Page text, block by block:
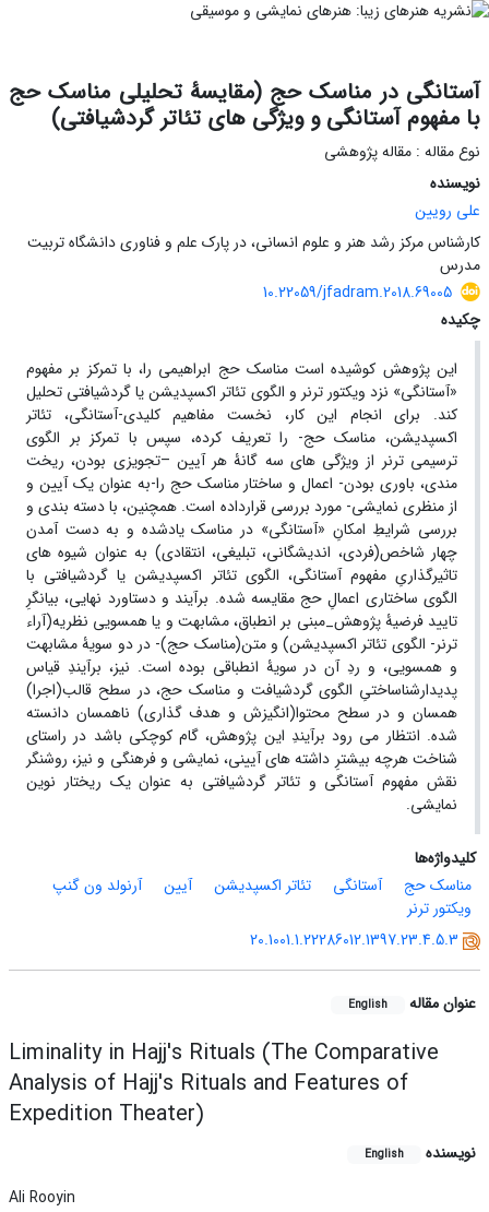
آستانگی در مناسک حج (مقایسۀ تحلیلی مناسک حج
با مفهوم آستانگی و ویژگی ‏های تئاتر گردشیافتی)
نوع مقاله : مقاله پژوهشی
نویسنده
علی رویین
کارشناس مرکز رشد هنر و علوم انسانی، در پارک علم و فناوری دانشگاه تربیت
مدرس
10.22059/jfadram.2018.69005
چکیده
این پژوهش کوشیده است مناسک حج ابراهیمی را، با تمرکز بر مفهوم
«آستانگی» نزد ویکتور ترنر و الگوی تئاتر اکسپدیشن یا گردشیافتی تحلیل
کند. برای انجام این کار، نخست مفاهیم‏ کلیدی-آستانگی، تئاتر
اکسپدیشن، مناسک حج- را تعریف کرده، سپس با تمرکز بر الگوی
ترسیمی ترنر از ویژگی‏ های سه‏ گانۀ هر آیین –تجویزی ‏بودن، ریخت
‏مندی، باوری‏ بودن- اعمال و ساختار مناسک حج را-به عنوان یک آیین و
از منظری نمایشی- مورد بررسی قرار‏داده است. همچنین، با دسته‏ بندی و
بررسی شرایطِ امکانِ «آستانگی» در مناسک یاد‏شده و به‏ دست آمدن
چهار شاخص(فردی، اندیشگانی، تبلیغی، انتقادی) به‏ عنوان شیوه‏ های
تاثیرگذاریِ مفهوم آستانگی، الگوی تئاتر اکسپدیشن یا گردشیافتی با
الگوی ساختاری اعمالِ حج مقایسه شده. برآیند و دستاورد نهایی، بیانگرِ
تایید فرضیۀ پژوهش_مبنی بر انطباق، مشابهت و یا همسویی نظریه(آراء
ترنر- الگوی تئاتر اکسپدیشن) و متن(مناسک حج)- در دو سویۀ مشابهت
و همسویی، و ردِ آن در سویۀ انطباقی بوده است. نیز، برآیندِ قیاس
پدیدارشناساختیِ الگوی گردشیافت و مناسک حج، در سطح قالب(اجرا)
همسان و در سطح محتوا(انگیزش و هدف‏ گذاری) ناهمسان دانسته‏
شده. انتظار می‏ رود برآیندِ این پژوهش، گام کوچکی باشد در راستای
شناخت هرچه‏ بیشترِ داشته‏ های آیینی، نمایشی و فرهنگی و نیز، روشنگر
نقش مفهوم آستانگی و تئاتر گردشیافتی به‏ عنوان یک ریختار نوین
نمایشی.
کلیدواژه‌ها
مناسک حج
آستانگی تئاتر اکسپدیشن آیین
آرنولد ون گنپ
ویکتور ترنر
20.1001.1.22286012.1397.23.4.5.3
عنوان مقاله English
Liminality in Hajj's Rituals (The Comparative
Analysis of Hajj's Rituals and Features of
Expedition Theater)
نویسنده English
Ali Rooyin